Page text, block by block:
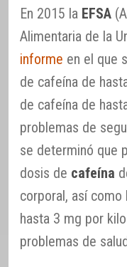
En 2015 la EFSA
Alimentaria de la
informe en el que
de cafeína de
de cafeína de
problemas de
se determinó que
dosis de cafeína
corporal, así
hasta 3 mg por
problemas de